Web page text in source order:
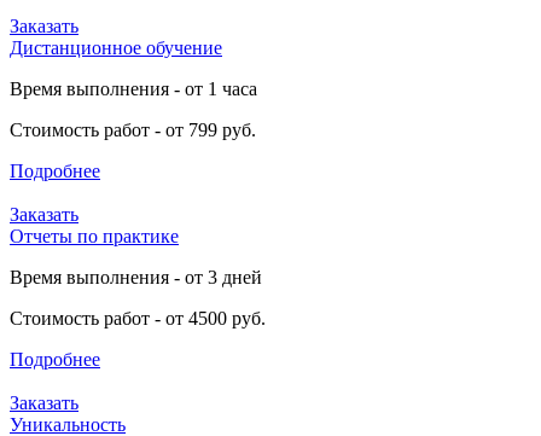
Заказать
Дистанционное обучение
Время выполнения - от 1 часа
Стоимость работ - от 799 руб.
Подробнее
Заказать
Отчеты по практике
Время выполнения - от 3 дней
Стоимость работ - от 4500 руб.
Подробнее
Заказать
Уникальность